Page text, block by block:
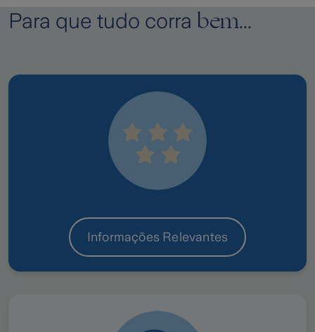
Para que tudo corra bem...
Informações Relevantes